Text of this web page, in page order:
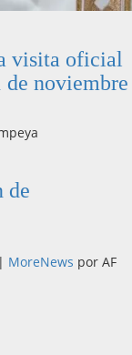
visita oficial
noviembre
de
| MoreNews por AF